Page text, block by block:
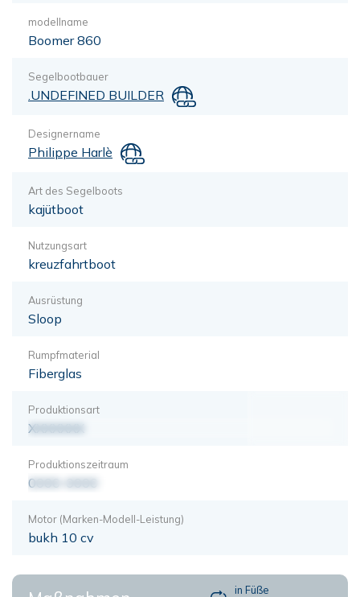
modellname
Boomer 860
Segelbootbauer
.UNDEFINED BUILDER
Designername
Philippe Harlè
Art des Segelboots
kajütboot
Nutzungsart
kreuzfahrtboot
Ausrüstung
Sloop
Rumpfmaterial
Fiberglas
Produktionsart
XXXXXXX
Produktionszeitraum
0000-0000
Motor (Marken-Modell-Leistung)
bukh 10 cv
in Füße